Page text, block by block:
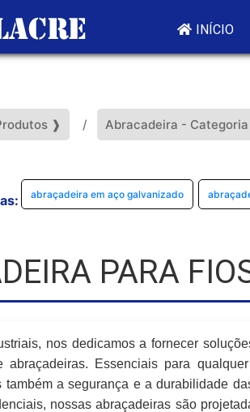
INÍCIO
❱ Abracadeira -
abraçadeira em aço galvanizado
PARA
nos dedicamos a fornecer
abraçadeiras. Essenciais para
também a segurança e a durabilidade
nossas abraçadeiras são